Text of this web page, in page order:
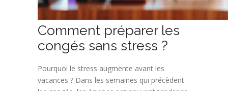
Comment préparer les
congés sans stress ?
Pourquoi le stress augmente avant les
vacances ? Dans les semaines qui précèdent